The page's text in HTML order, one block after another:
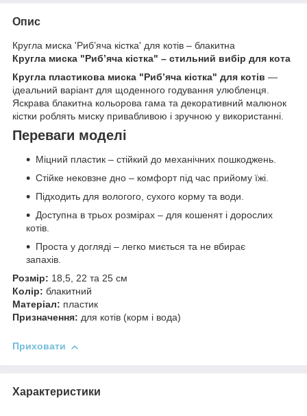
Опис
Кругла миска 'Риб’яча кістка' для котів – блакитна
Кругла миска "Риб’яча кістка" – стильний вибір для кота
Кругла пластикова миска "Риб’яча кістка" для котів —
ідеальний варіант для щоденного годування улюбленця.
Яскрава блакитна кольорова гама та декоративний малюнок
кістки роблять миску привабливою і зручною у використанні.
Переваги моделі
Міцний пластик – стійкий до механічних пошкоджень.
Стійке нековзне дно – комфорт під час прийому їжі.
Підходить для вологого, сухого корму та води.
Доступна в трьох розмірах – для кошенят і дорослих
котів.
Проста у догляді – легко миється та не вбирає
запахів.
Розмір: 18,5, 22 та 25 см
Колір: блакитний
Матеріал: пластик
Призначення: для котів (корм і вода)
Приховати
Характеристики